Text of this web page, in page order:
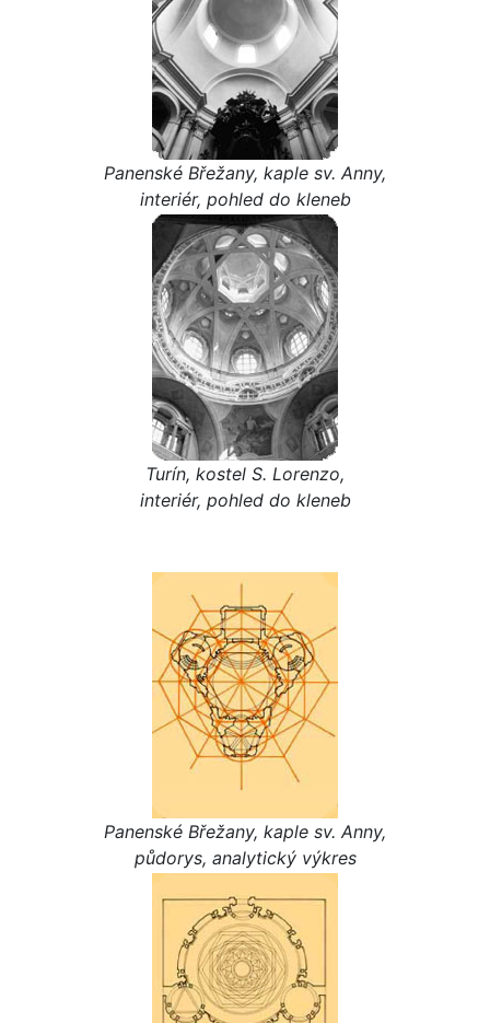
Panenské Břežany, kaple sv. Anny,
interiér, pohled do kleneb
Turín, kostel S. Lorenzo,
interiér, pohled do kleneb
Panenské Břežany, kaple sv. Anny,
půdorys, analytický výkres